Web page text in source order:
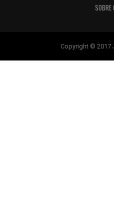
SOBRE
Copyright © 2017